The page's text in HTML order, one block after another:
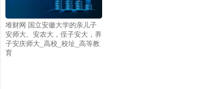
堆财网 国立安徽大学的亲儿子
安师大、安农大，侄子安大，养
子安庆师大_高校_校址_高等教
育